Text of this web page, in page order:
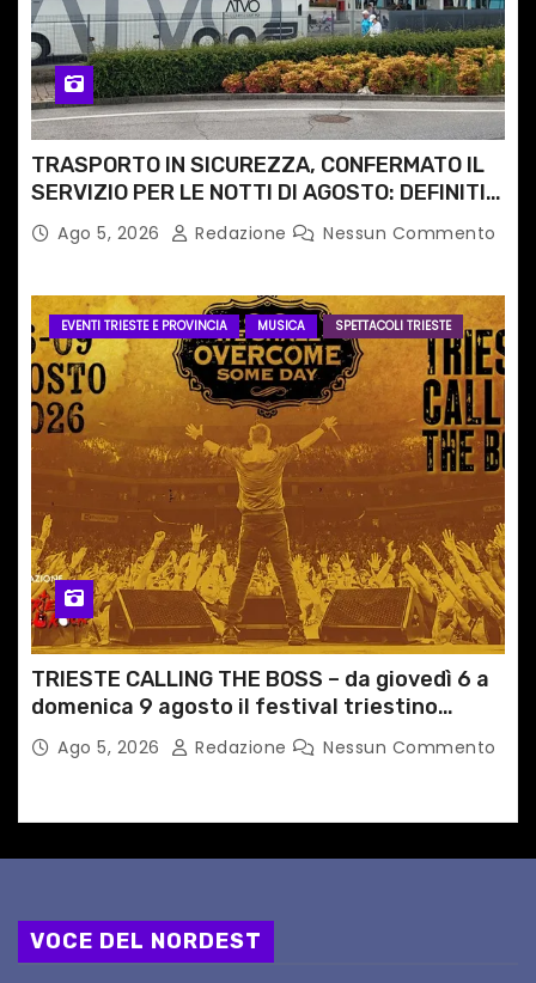
TRASPORTO IN SICUREZZA, CONFERMATO IL
SERVIZIO PER LE NOTTI DI AGOSTO: DEFINITI
PERCORSI, FERMATE E ORARIO
Ago 5, 2026 Redazione Nessun Commento
EVENTI TRIESTE E PROVINCIA MUSICA SPETTACOLI TRIESTE
TRIESTE CALLING THE BOSS – da giovedì 6 a
domenica 9 agosto il festival triestino
dedicato a Springsteen
Ago 5, 2026 Redazione Nessun Commento
VOCE DEL NORDEST